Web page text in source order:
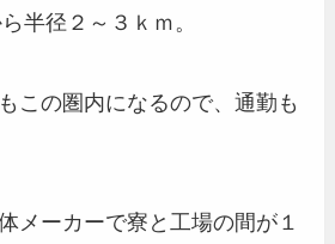
半径２～３ｋｍ。
この圏内になるので、通勤も
メーカーで寮と工場の間が１